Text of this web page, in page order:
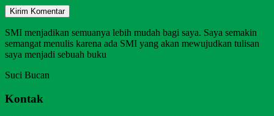
SMI menjadikan semuanya lebih mudah bagi saya. Saya semakin
semangat menulis karena ada SMI yang akan mewujudkan tulisan
saya menjadi sebuah buku
Suci Bucan
Kontak